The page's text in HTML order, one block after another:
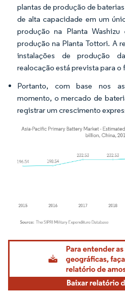
plantas de produção de
de alta capacidade em um
produção na Planta
produção na Planta Tottori. A
instalações de produção
realocação está prevista para o
Portanto, com base nos
momento, o mercado de
registrar um crescimento
Imagem © Mordor Intelligence. O reuso